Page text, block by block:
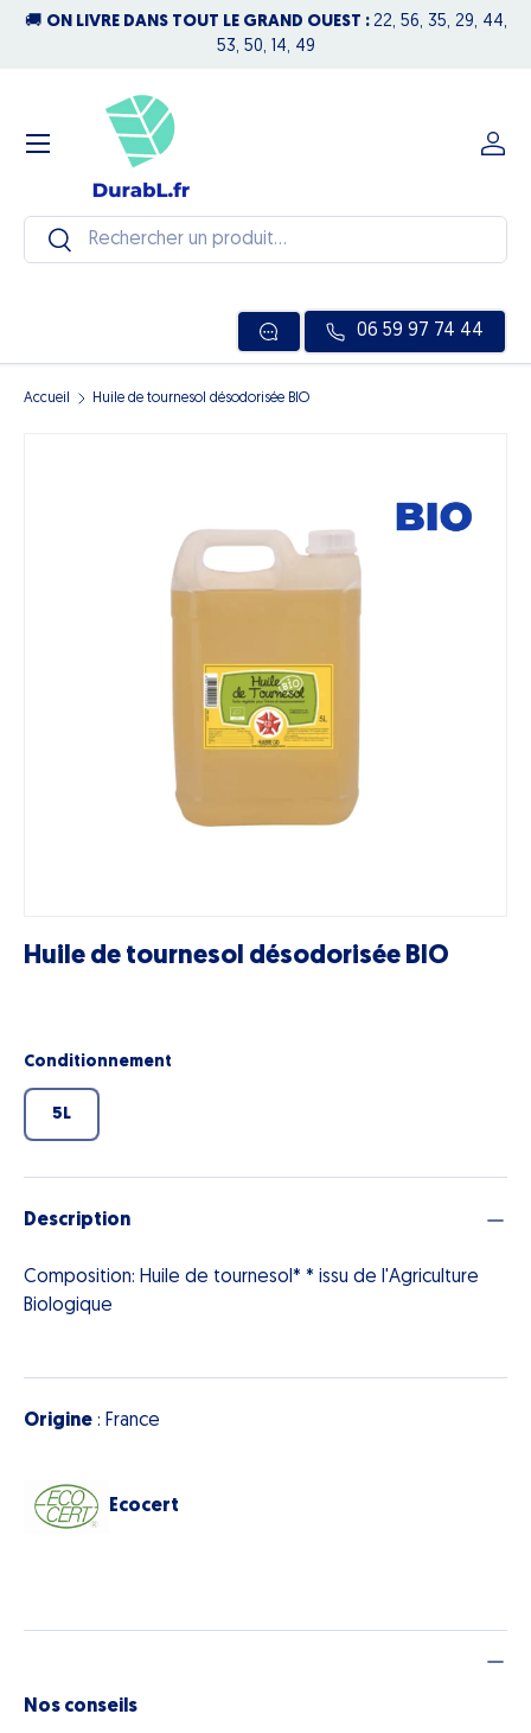
🚚 ON LIVRE DANS TOUT LE GRAND OUEST : 22, 56, 35, 29, 44,
53, 50, 14, 49
Recherche
Rechercher
06 59 97 74 44
Se
Menu
Accueil Huile de tournesol désodorisée BIO
Huile de tournesol désodorisée BIO
Conditionnement
5L
Description
Composition: Huile de tournesol* * issu de l'Agriculture
Biologique
Origine : France
Ecocert
Nos conseils